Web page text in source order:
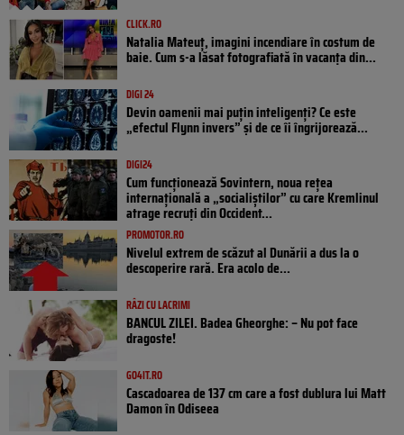
CLICK.RO
Natalia Mateuț, imagini incendiare în costum de
baie. Cum s-a lăsat fotografiată în vacanța din...
DIGI 24
Devin oamenii mai puțin inteligenți? Ce este
„efectul Flynn invers” și de ce îi îngrijorează...
DIGI24
Cum funcționează Sovintern, noua rețea
internațională a „socialiștilor” cu care Kremlinul
atrage recruți din Occident...
PROMOTOR.RO
Nivelul extrem de scăzut al Dunării a dus la o
descoperire rară. Era acolo de...
RÂZI CU LACRIMI
BANCUL ZILEI. Badea Gheorghe: – Nu pot face
dragoste!
GO4IT.RO
Cascadoarea de 137 cm care a fost dublura lui Matt
Damon în Odiseea